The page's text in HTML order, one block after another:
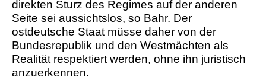
direkten Sturz des Regimes auf der anderen
Seite sei aussichtslos, so Bahr. Der
ostdeutsche Staat müsse daher von der
Bundesrepublik und den Westmächten als
Realität respektiert werden, ohne ihn juristisch
anzuerkennen.